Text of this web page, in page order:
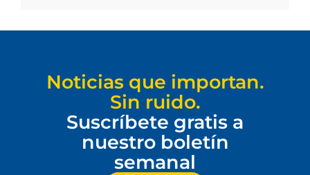
Noticias que importan.
Sin ruido.
Suscríbete gratis a
nuestro boletín
semanal